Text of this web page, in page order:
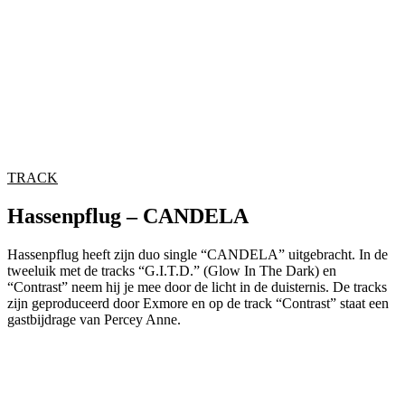
TRACK
Hassenpflug – CANDELA
Hassenpflug heeft zijn duo single “CANDELA” uitgebracht. In de
tweeluik met de tracks “G.I.T.D.” (Glow In The Dark) en
“Contrast” neem hij je mee door de licht in de duisternis. De tracks
zijn geproduceerd door Exmore en op de track “Contrast” staat een
gastbijdrage van Percey Anne.